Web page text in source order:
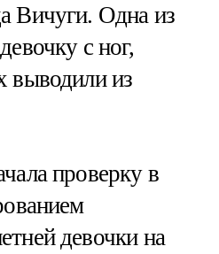
Вичуги. Одна из
с ног,
выводили из
проверку в
девочки на